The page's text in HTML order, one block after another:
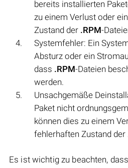
bereits installierten
zu einem Verlust oder
Zustand der .RPM-
Systemfehler: Ein
Absturz oder ein
dass .RPM-Dateien
werden.
Unsachgemäße
Paket nicht
können dies zu einem
fehlerhaften Zustand der
Es ist wichtig zu beachten,